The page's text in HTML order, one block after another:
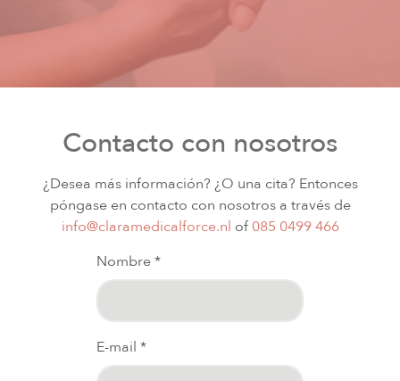
Contacto con nosotros
¿Desea más información? ¿O una cita? Entonces
póngase en contacto con nosotros a través de
info@claramedicalforce.nl of 085 0499 466
Nombre *
E-mail *